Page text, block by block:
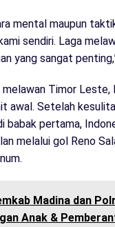
mental maupun
sendiri. Laga
yang sangat
melawan Timor Leste,
awal. Setelah
babak pertama,
melalui gol Reno
Madina dan
Anak &